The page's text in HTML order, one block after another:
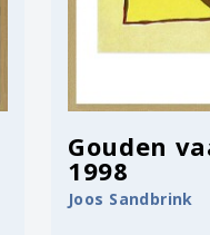
Gouden
1998
Joos Sandbrink